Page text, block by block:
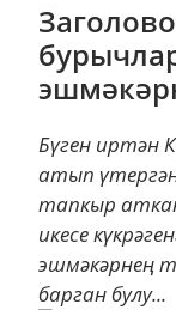
Бүген иртән
атып
тапкыр
икесе
эшмәкәрнең
барган булу...